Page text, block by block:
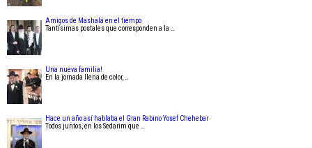
Amigos de Mashalá en el tiempo
Tantísimas postales que corresponden a la …
Una nueva familia!
En la jornada llena de color, …
Hace un año así hablaba el Gran Rabino Yosef Chehebar
Todos juntos, en los Sedarim que …